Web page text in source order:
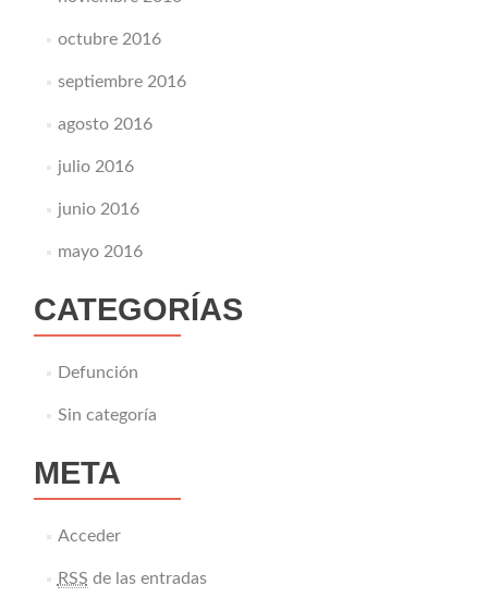
octubre 2016
septiembre 2016
agosto 2016
julio 2016
junio 2016
mayo 2016
CATEGORÍAS
Defunción
Sin categoría
META
Acceder
RSS de las entradas